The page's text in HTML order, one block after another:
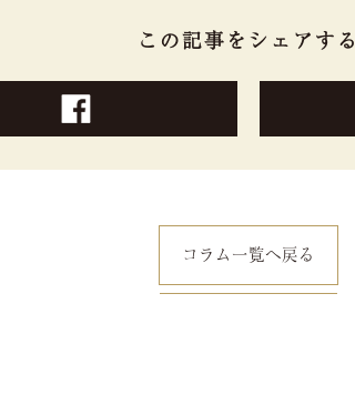
この記事をシェアする
コラム一覧へ戻る